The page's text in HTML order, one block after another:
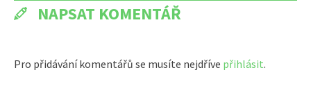
NAPSAT KOMENTÁŘ
Pro přidávání komentářů se musíte nejdříve přihlásit.